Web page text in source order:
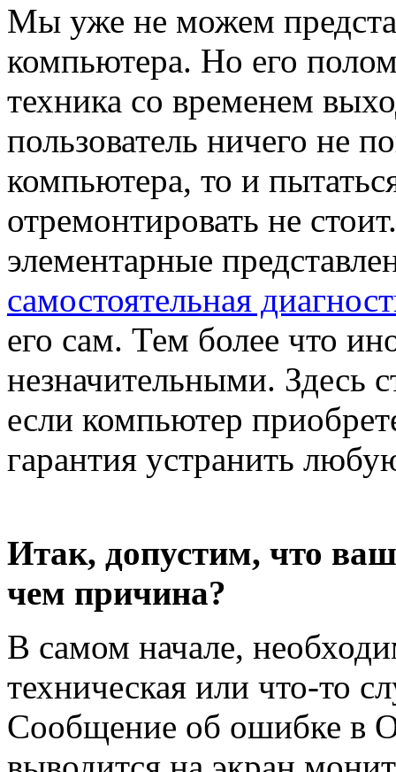
Мы уже не можем
компьютера. Но его
техника со временем
пользователь ничего не
компьютера, то и
отремонтировать не
элементарные
самостоятельная
его сам. Тем более что
незначительными. Здесь
если компьютер
гарантия устранить
Итак, допустим, что
чем причина?
В самом начале,
техническая или что-то
Сообщение об ошибке в